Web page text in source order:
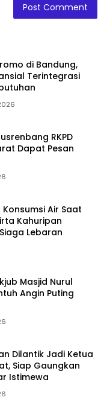
di Bandung,
Terintegrasi
RKPD
Dapat Pesan
Air Saat
Kahuripan
Lebaran
Masjid Nurul
Angin Puting
Dilantik Jadi Ketua
Siap Gaungkan
Istimewa